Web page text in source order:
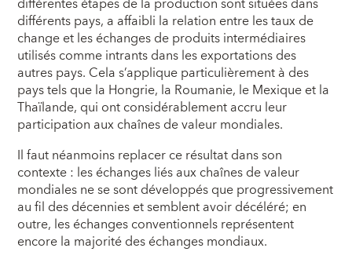
différents pays, a affaibli la relation entre les taux de
change et les échanges de produits intermédiaires
utilisés comme intrants dans les exportations des
autres pays. Cela s’applique particulièrement à des
pays tels que la Hongrie, la Roumanie, le Mexique et la
Thaïlande, qui ont considérablement accru leur
participation aux chaînes de valeur mondiales.
Il faut néanmoins replacer ce résultat dans son
contexte : les échanges liés aux chaînes de valeur
mondiales ne se sont développés que progressivement
au fil des décennies et semblent avoir décéléré; en
outre, les échanges conventionnels représentent
encore la majorité des échanges mondiaux.